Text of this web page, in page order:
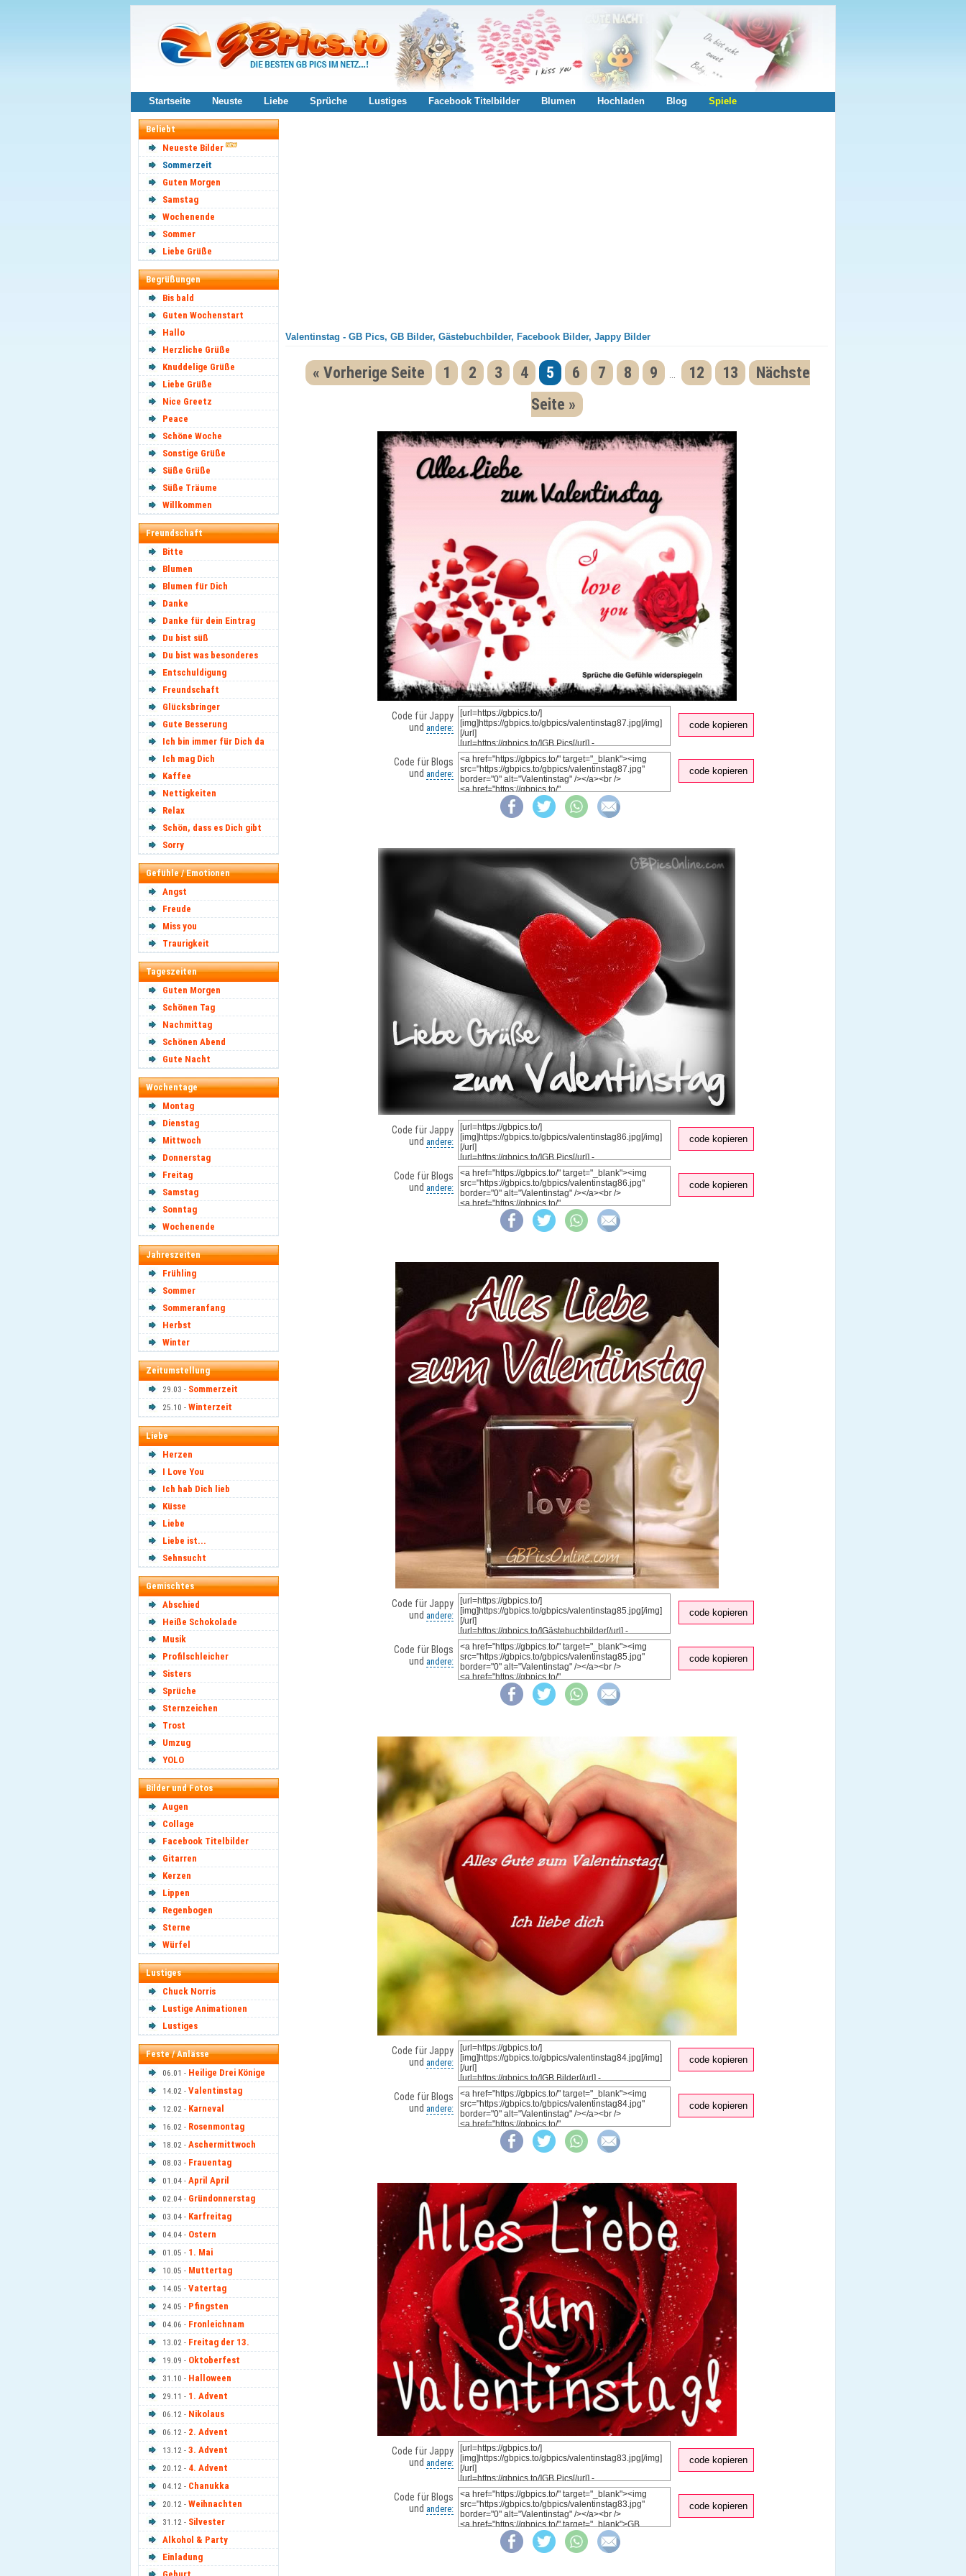
Startseite Neuste Liebe Sprüche Lustiges Facebook Titelbilder Blumen Hochladen Blog Spiele
Beliebt
Neueste Bilder
Sommerzeit
Guten Morgen
Samstag
Wochenende
Sommer
Liebe Grüße
Begrüßungen
Bis bald
Guten Wochenstart
Hallo
Herzliche Grüße
Knuddelige Grüße
Liebe Grüße
Nice Greetz
Peace
Schöne Woche
Sonstige Grüße
Süße Grüße
Süße Träume
Willkommen
Freundschaft
Bitte
Blumen
Blumen für Dich
Danke
Danke für dein Eintrag
Du bist süß
Du bist was besonderes
Entschuldigung
Freundschaft
Glücksbringer
Gute Besserung
Ich bin immer für Dich da
Ich mag Dich
Kaffee
Nettigkeiten
Relax
Schön, dass es Dich gibt
Sorry
Gefühle / Emotionen
Angst
Freude
Miss you
Traurigkeit
Tageszeiten
Guten Morgen
Schönen Tag
Nachmittag
Schönen Abend
Gute Nacht
Wochentage
Montag
Dienstag
Mittwoch
Donnerstag
Freitag
Samstag
Sonntag
Wochenende
Jahreszeiten
Frühling
Sommer
Sommeranfang
Herbst
Winter
Zeitumstellung
29.03 - Sommerzeit
25.10 - Winterzeit
Liebe
Herzen
I Love You
Ich hab Dich lieb
Küsse
Liebe
Liebe ist...
Sehnsucht
Gemischtes
Abschied
Heiße Schokolade
Musik
Profilschleicher
Sisters
Sprüche
Sternzeichen
Trost
Umzug
YOLO
Bilder und Fotos
Augen
Collage
Facebook Titelbilder
Gitarren
Kerzen
Lippen
Regenbogen
Sterne
Würfel
Lustiges
Chuck Norris
Lustige Animationen
Lustiges
Feste / Anlässe
06.01 - Heilige Drei Könige
14.02 - Valentinstag
12.02 - Karneval
16.02 - Rosenmontag
18.02 - Aschermittwoch
08.03 - Frauentag
01.04 - April April
02.04 - Gründonnerstag
03.04 - Karfreitag
04.04 - Ostern
01.05 - 1. Mai
10.05 - Muttertag
14.05 - Vatertag
24.05 - Pfingsten
04.06 - Fronleichnam
13.02 - Freitag der 13.
19.09 - Oktoberfest
31.10 - Halloween
29.11 - 1. Advent
06.12 - Nikolaus
06.12 - 2. Advent
13.12 - 3. Advent
20.12 - 4. Advent
04.12 - Chanukka
20.12 - Weihnachten
31.12 - Silvester
Alkohol & Party
Einladung
Valentinstag - GB Pics, GB Bilder, Gästebuchbilder, Facebook Bilder, Jappy Bilder
« Vorherige Seite 1 2 3 4 5 6 7 8 9 12 13
Nächste
Seite »
Code für Jappy
und andere: code kopieren
Code für Blogs
und andere: code kopieren
Code für Jappy
und andere: code kopieren
Code für Blogs
und andere: code kopieren
Code für Jappy
und andere: code kopieren
Code für Blogs
und andere: code kopieren
Code für Jappy
und andere: code kopieren
Code für Blogs
und andere: code kopieren
Code für Jappy
und andere: code kopieren
Code für Blogs
und andere: code kopieren